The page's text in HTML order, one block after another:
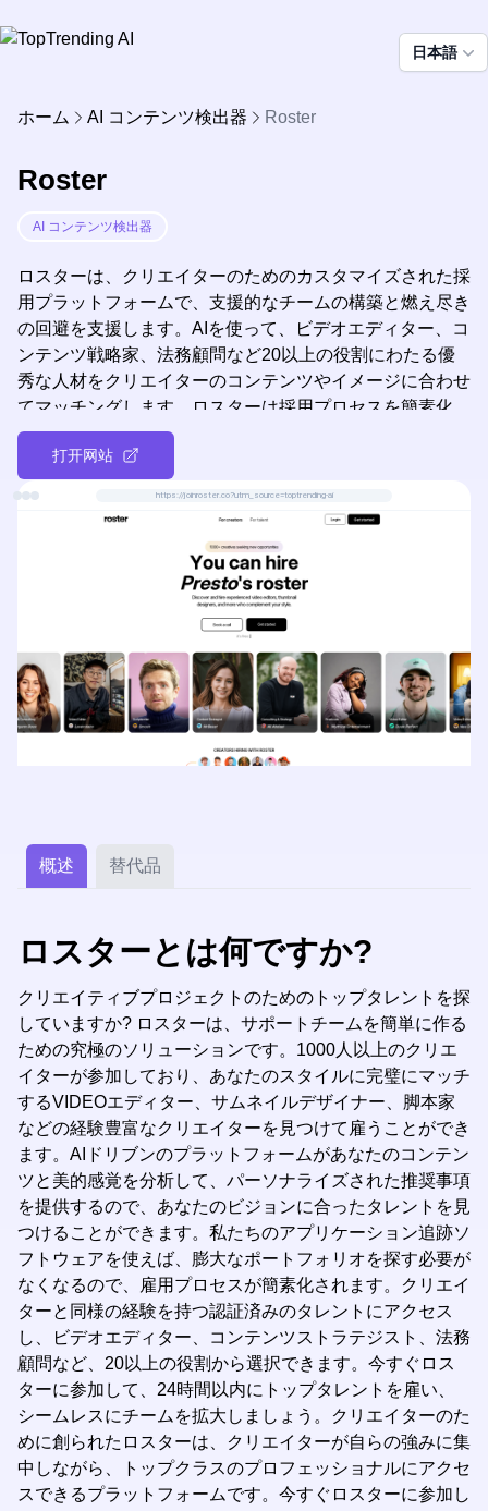
日本語
ホーム AI コンテンツ検出器 Roster
Roster
AI コンテンツ検出器
ロスターは、クリエイターのためのカスタマイズされた採
用プラットフォームで、支援的なチームの構築と燃え尽き
の回避を支援します。AIを使って、ビデオエディター、コ
ンテンツ戦略家、法務顧問など20以上の役割にわたる優
秀な人材をクリエイターのコンテンツやイメージに合わせ
てマッチングします。ロスターは採用プロセスを簡素化
し、クリエイターがビジョンを理解する認証済みのプロフ
ェッショナルでチームを簡単に拡大できるようにします。
打开网站
https://joinroster.co?utm_source=toptrending-ai
概述 替代品
ロスターとは何ですか?
クリエイティブプロジェクトのためのトップタレントを探
していますか? ロスターは、サポートチームを簡単に作る
ための究極のソリューションです。1000人以上のクリエ
イターが参加しており、あなたのスタイルに完璧にマッチ
するVIDEOエディター、サムネイルデザイナー、脚本家
などの経験豊富なクリエイターを見つけて雇うことができ
ます。AIドリブンのプラットフォームがあなたのコンテン
ツと美的感覚を分析して、パーソナライズされた推奨事項
を提供するので、あなたのビジョンに合ったタレントを見
つけることができます。私たちのアプリケーション追跡ソ
フトウェアを使えば、膨大なポートフォリオを探す必要が
なくなるので、雇用プロセスが簡素化されます。クリエイ
ターと同様の経験を持つ認証済みのタレントにアクセス
し、ビデオエディター、コンテンツストラテジスト、法務
顧問など、20以上の役割から選択できます。今すぐロス
ターに参加して、24時間以内にトップタレントを雇い、
シームレスにチームを拡大しましょう。クリエイターのた
めに創られたロスターは、クリエイターが自らの強みに集
中しながら、トップクラスのプロフェッショナルにアクセ
スできるプラットフォームです。今すぐロスターに参加し